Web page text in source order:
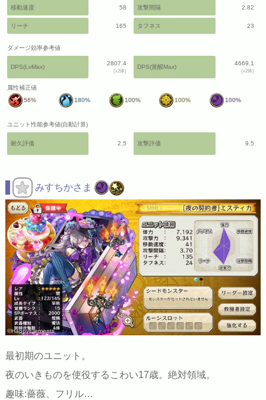
移動速度 58 攻撃間隔 2.82
リーチ 165 タフネス 23
ダメージ効率参考値
DPS(LvMax)
2807.4
(x2体)
DPS(覚醒Max)
4669.1
(x2体)
属性補正値
56%
180% 100% 100% 100%
ユニット性能参考値(自動計算)
耐久評価 2.5 攻撃評価 9.5
みすちかさま
©HappyElements
最初期のユニット。
夜のいきものを使役するこわい17歳。絶対領域。
趣味:薔薇、フリル…